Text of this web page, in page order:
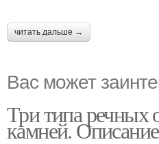
читать дальше →
Вас может
Три типа речных
камней.